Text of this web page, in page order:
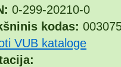
0-299-20210-0
kodas:
VUB kataloge